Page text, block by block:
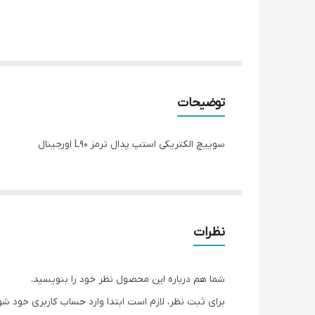
توضیحات
سوییچ الکتریکی استپ پدال ترمز L90 اورجینال
نظرات
شما هم درباره این محصول نظر خود را بنویسید.
برای ثبت نظر، لازم است ابتدا وارد حساب کاربری خود